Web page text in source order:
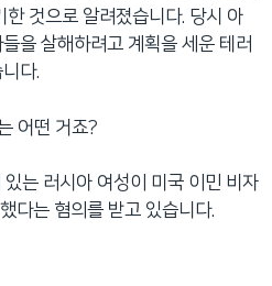
것으로 알려졌습니다. 당시 아
을 살해하려고 계획을 세운 테러
다.
어떤 거죠?
는 러시아 여성이 미국 이민 비자
다는 혐의를 받고 있습니다.